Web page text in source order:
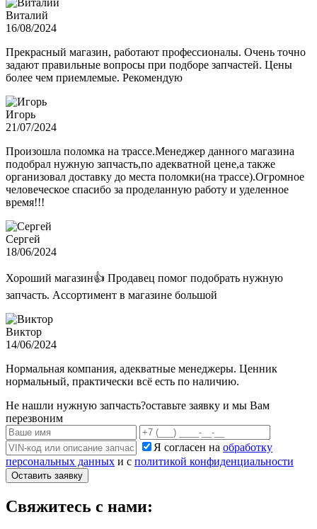
Виталий
16/08/2024
Прекрасный магазин, работают профессионалы. Очень точно
задают правильные вопросы при подборе запчастей. Цены
более чем приемлемые. Рекомендую
Игорь
21/07/2024
Произошла поломка на трассе.Менеджер данного магазина
подобрал нужную запчасть,по адекватной цене,а также
организовал доставку до места поломки(на трассе).Огромное
человеческое спасибо за проделанную работу и уделенное
время!!!
Сергей
18/06/2024
Хороший магазин👍 Продавец помог подобрать нужную
запчасть. Ассортимент в магазине большой
Виктор
14/06/2024
Нормальная компания, адекватные менеджеры. Ценник
нормальный, практически всё есть по наличию.
Не нашли нужную запчасть?оставьте заявку и мы Вам
перезвоним
Я согласен на обработку
персональных данных и с политикой конфиденциальности
Оставить заявку
Свяжитесь с нами: